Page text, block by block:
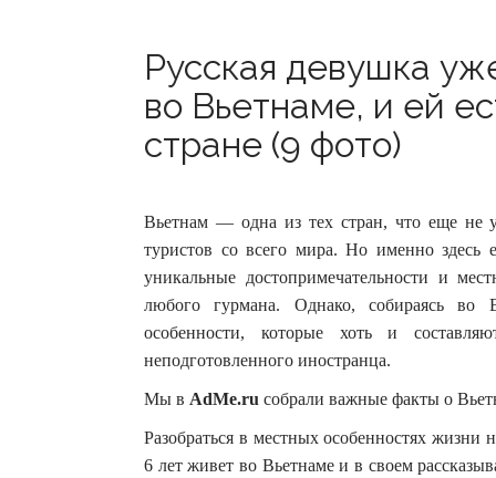
Русская девушка
во Вьетнаме, и ей
стране (9 фото)
Вьетнам — одна из тех стран, что еще не
туристов со всего мира. Но именно здесь
уникальные достопримечательности и
любого гурмана. Однако, собираясь во
особенности, которые хоть и
неподготовленного иностранца.
Мы в AdMe.ru собрали важные факты о
Разобраться в местных особенностях
6 лет живет во Вьетнаме и в своем